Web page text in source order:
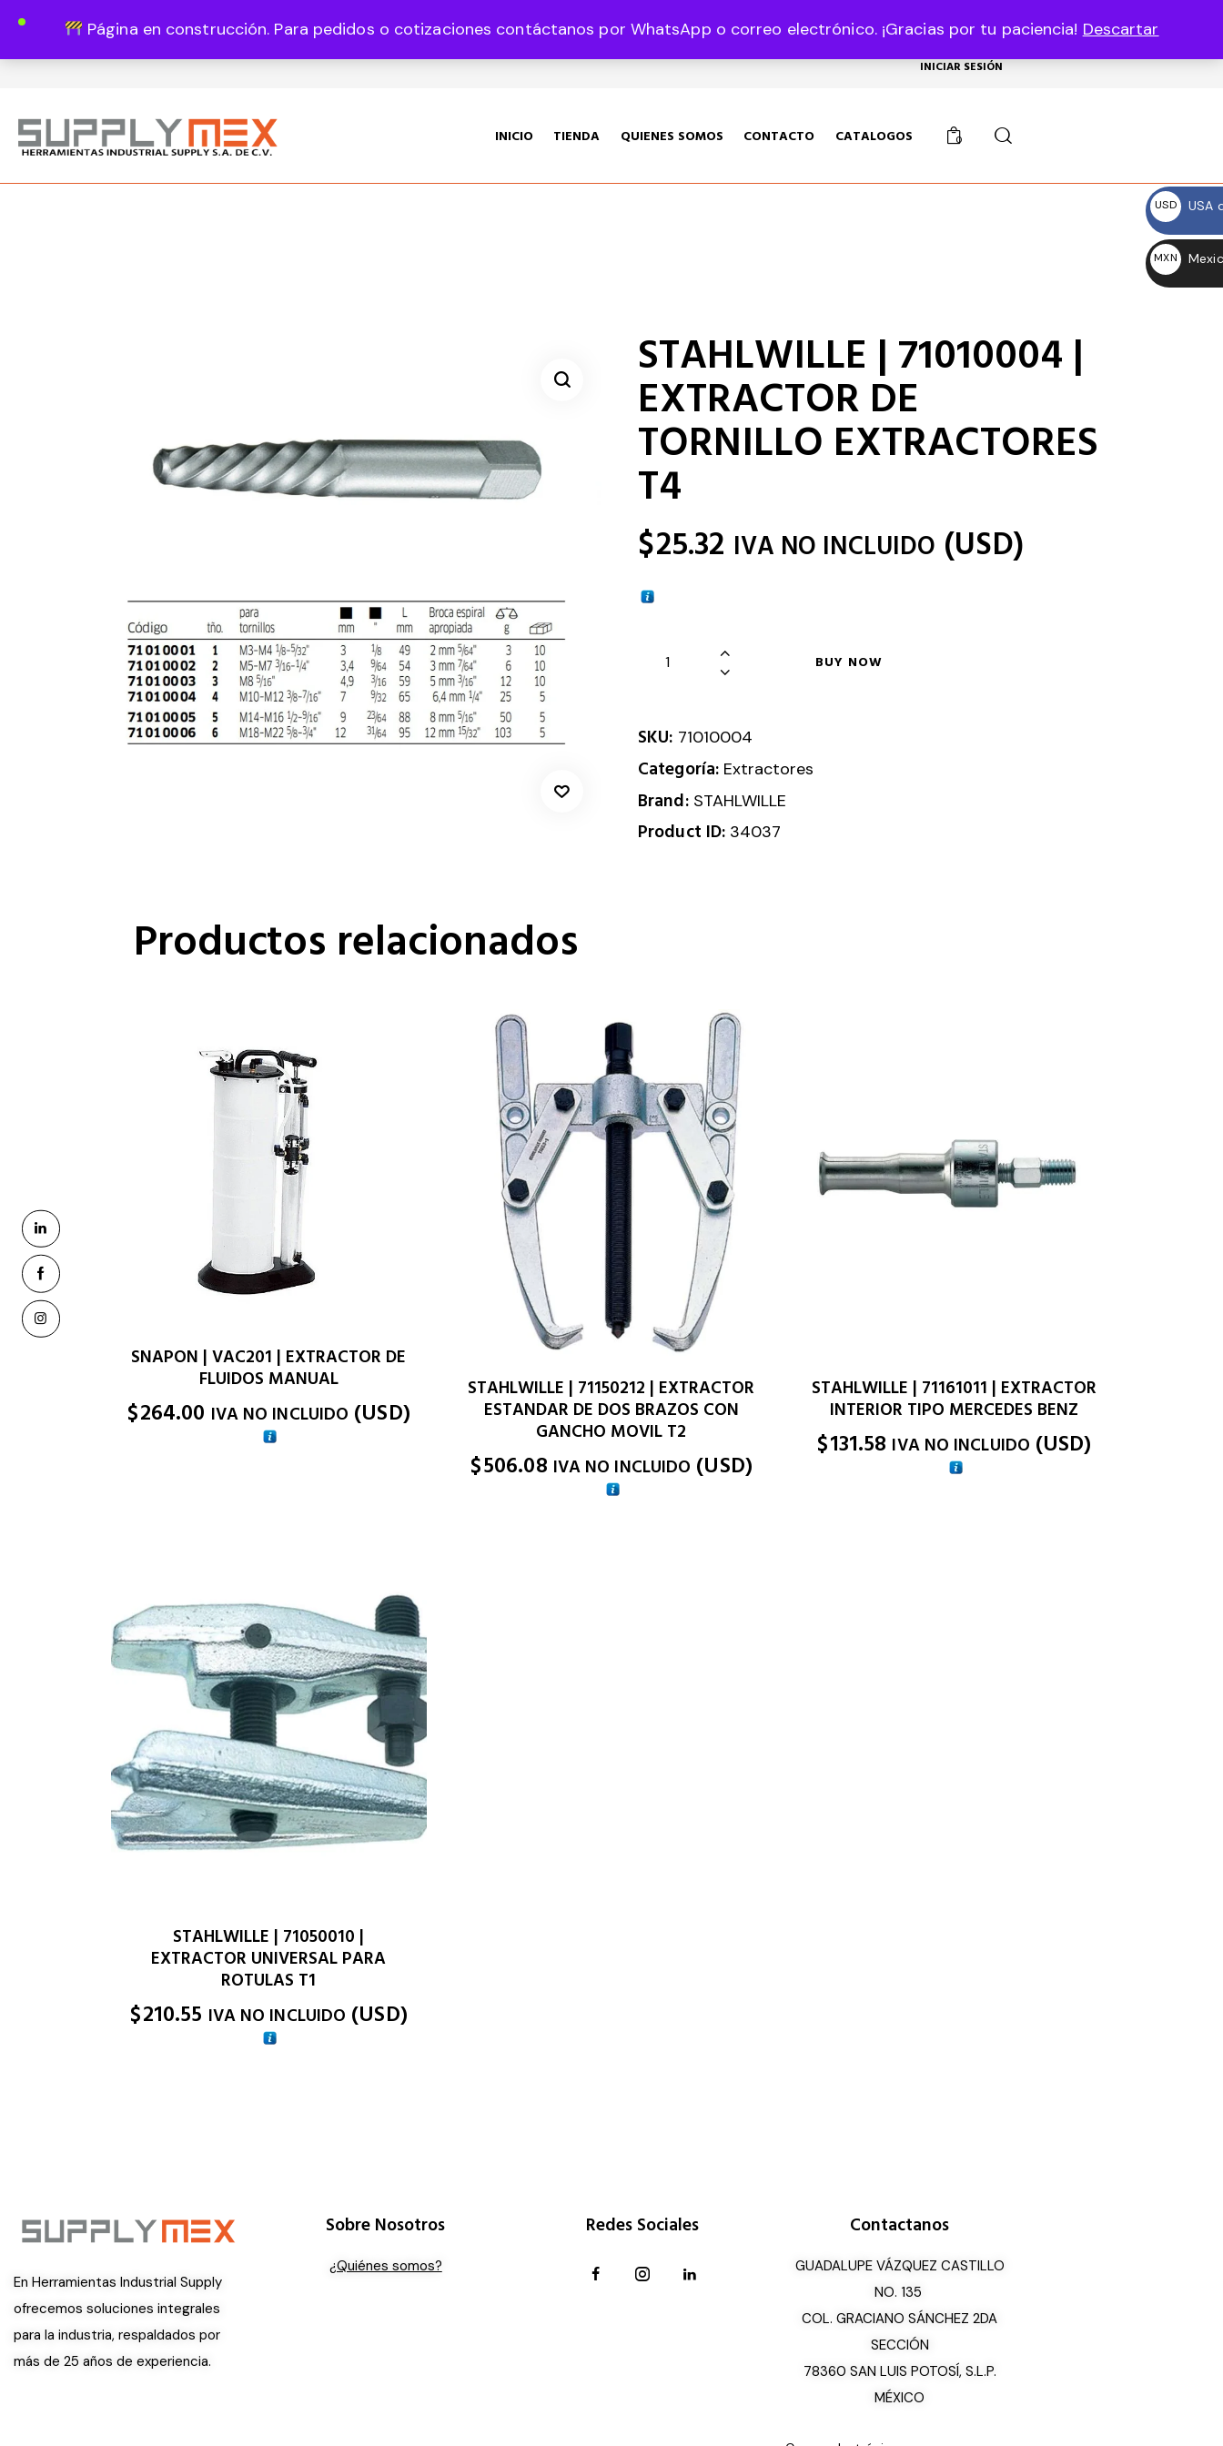
Página en construcción. Para pedidos o cotizaciones contáctanos por WhatsApp o correo electrónico. ¡Gracias por tu paciencia! Descartar
USD, $
INICIAR SESIÓN
INICIO TIENDA QUIENES SOMOS CONTACTO CATALOGOS 0
STAHLWILLE | 71010004 |
EXTRACTOR DE
TORNILLO EXTRACTORES
T4
$25.32 IVA NO INCLUIDO (USD)
BUY NOW
SKU: 71010004
Categoría: Extractores
Brand: STAHLWILLE
Product ID: 34037
Productos relacionados
SNAPON | VAC201 | EXTRACTOR DE
FLUIDOS MANUAL
$264.00 IVA NO INCLUIDO (USD)
STAHLWILLE | 71150212 | EXTRACTOR
ESTANDAR DE DOS BRAZOS CON
GANCHO MOVIL T2
$506.08 IVA NO INCLUIDO (USD)
STAHLWILLE | 71161011 | EXTRACTOR
INTERIOR TIPO MERCEDES BENZ
$131.58 IVA NO INCLUIDO (USD)
STAHLWILLE | 71050010 |
EXTRACTOR UNIVERSAL PARA
ROTULAS T1
$210.55 IVA NO INCLUIDO (USD)
En Herramientas Industrial Supply
ofrecemos soluciones integrales
para la industria, respaldados por
más de 25 años de experiencia.
Sobre Nosotros
¿Quiénes somos?
Redes Sociales Contactanos
GUADALUPE VÁZQUEZ CASTILLO
NO. 135
COL. GRACIANO SÁNCHEZ 2DA
SECCIÓN
78360 SAN LUIS POTOSÍ, S.L.P.
MÉXICO
USD
USA
MXN